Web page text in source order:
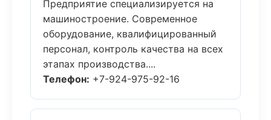
Предприятие специализируется на
машиностроение. Современное
оборудование, квалифицированный
персонал, контроль качества на всех
этапах производства....
Телефон: +7-924-975-92-16